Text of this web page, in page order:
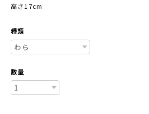
高さ17cm
種類
数量